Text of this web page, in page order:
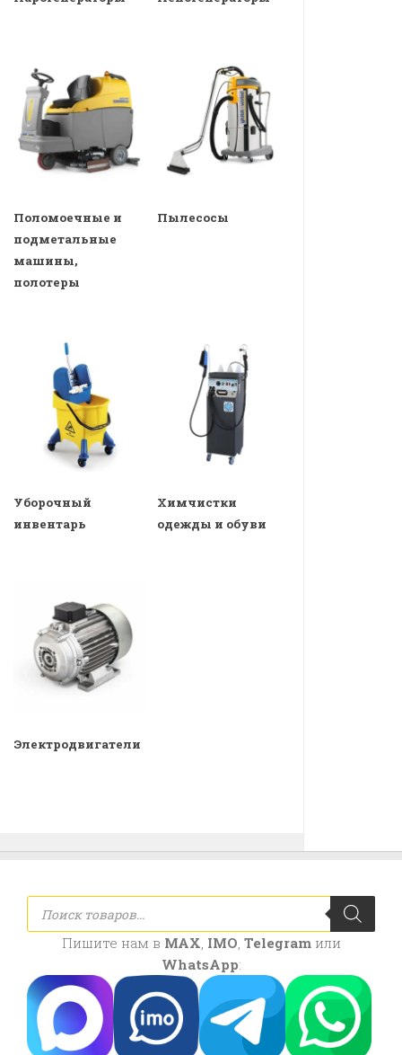
Поломоечные и
подметальные
машины,
полотеры
Пылесосы
Уборочный
инвентарь
Химчистки
одежды и обуви
Электродвигатели
Поиск
товаров
Пишите нам в MAX, IMO, Telegramили
WhatsApp: